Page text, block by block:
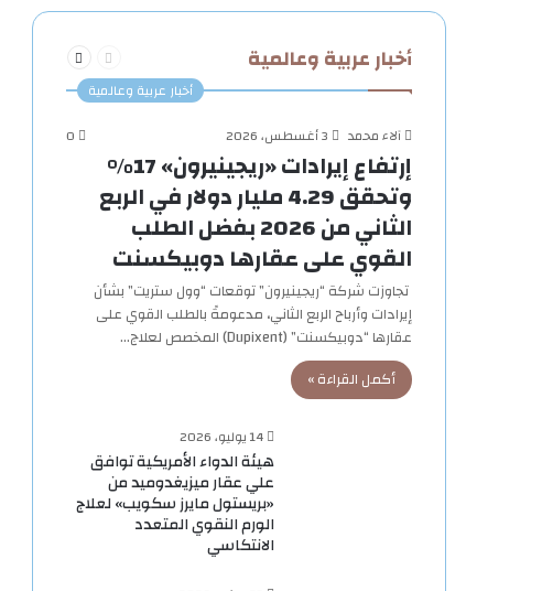
أخبار عربية وعالمية
الصفحة
أخبار عربية وعالمية
آلاء محمد
3 أغسطس، 2026 0
إرتفاع إيرادات «ريجينيرون» 17%
وتحقق 4.29 مليار دولار في الربع
الثاني من 2026 بفضل الطلب
القوي على عقارها دوبيكسنت
تجاوزت شركة “ريجينيرون” توقعات “وول ستريت” بشأن
إيرادات وأرباح الربع الثاني، مدعومةً بالطلب القوي على
عقارها “دوبيكسنت” (Dupixent) المخصص لعلاج…
أكمل القراءة »
14 يوليو، 2026
هيئة الدواء الأمريكية توافق
علي عقار ميزيغدوميد من
«بريستول مايرز سكويب» لعلاج
الورم النقوي المتعدد
الانتكاسي